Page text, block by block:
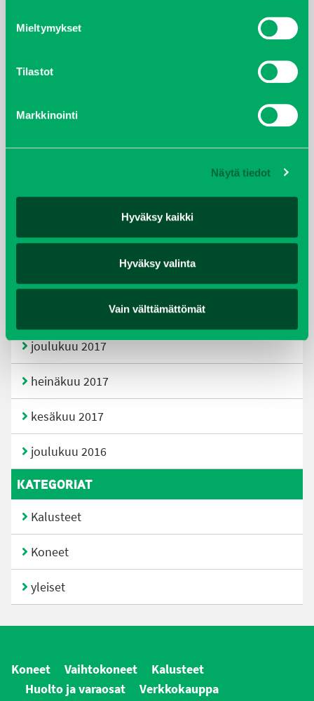
Mieltymykset
Tilastot
Markkinointi
Näytä tiedot
Hyväksy kaikki
Hyväksy valinta
Vain välttämättömät
lokakuu 2021
kesäkuu 2021
helmikuu 2019
tammikuu 2018
joulukuu 2017
heinäkuu 2017
kesäkuu 2017
joulukuu 2016
KATEGORIAT
Kalusteet
Koneet
yleiset
Koneet Vaihtokoneet
Kalusteet
Huolto ja varaosat
Verkkokauppa